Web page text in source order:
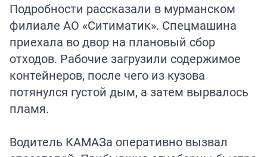
Подробности рассказали в мурманском
филиале АО «Ситиматик». Спецмашина
приехала во двор на плановый сбор
отходов. Рабочие загрузили содержимое
контейнеров, после чего из кузова
потянулся густой дым, а затем вырвалось
пламя.
Водитель КАМАЗа оперативно вызвал